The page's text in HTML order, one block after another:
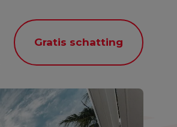
Gratis schatting